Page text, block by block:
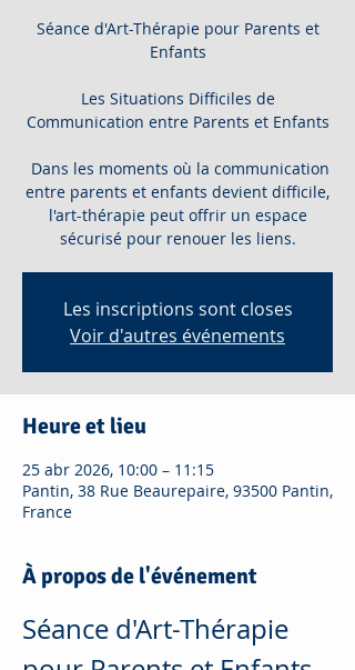
Séance d'Art-Thérapie pour Parents et
Enfants
Les Situations Difficiles de
Communication entre Parents et Enfants
Dans les moments où la communication
entre parents et enfants devient difficile,
l'art-thérapie peut offrir un espace
sécurisé pour renouer les liens.
Les inscriptions sont closes
Voir d'autres événements
Heure et lieu
25 abr 2026, 10:00 – 11:15
Pantin, 38 Rue Beaurepaire, 93500 Pantin,
France
À propos de l'événement
Séance d'Art-Thérapie